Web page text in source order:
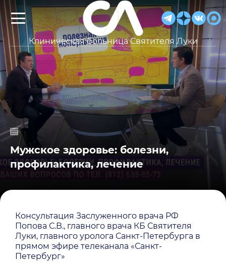
Клиническая больница Святителя Луки
Мужское здоровье: болезни,
профилактика, лечение
Консультация Заслуженного врача РФ
Попова С.В., главного врача КБ Святителя
Луки, главного уролога Санкт-Петербурга в
прямом эфире телеканала «Санкт-
Петербург»